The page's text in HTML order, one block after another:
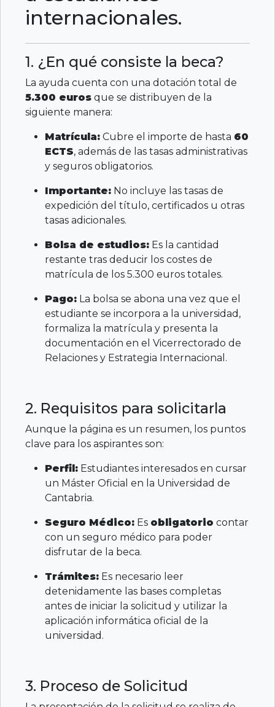
internacionales.
1. ¿En qué consiste la beca?
La ayuda cuenta con una dotación total de
5.300 euros que se distribuyen de la
siguiente manera:
Matrícula: Cubre el importe de hasta 60
ECTS, además de las tasas administrativas
y seguros obligatorios.
Importante: No incluye las tasas de
expedición del título, certificados u otras
tasas adicionales.
Bolsa de estudios: Es la cantidad
restante tras deducir los costes de
matrícula de los 5.300 euros totales.
Pago: La bolsa se abona una vez que el
estudiante se incorpora a la universidad,
formaliza la matrícula y presenta la
documentación en el Vicerrectorado de
Relaciones y Estrategia Internacional.
2. Requisitos para solicitarla
Aunque la página es un resumen, los puntos
clave para los aspirantes son:
Perfil: Estudiantes interesados en cursar
un Máster Oficial en la Universidad de
Cantabria.
Seguro Médico: Es obligatorio contar
con un seguro médico para poder
disfrutar de la beca.
Trámites: Es necesario leer
detenidamente las bases completas
antes de iniciar la solicitud y utilizar la
aplicación informática oficial de la
universidad.
3. Proceso de Solicitud